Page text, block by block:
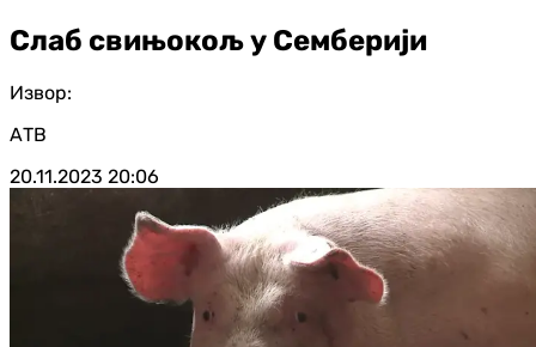
Слаб свињокољ у Семберији
Извор:
АТВ
20.11.2023 20:06